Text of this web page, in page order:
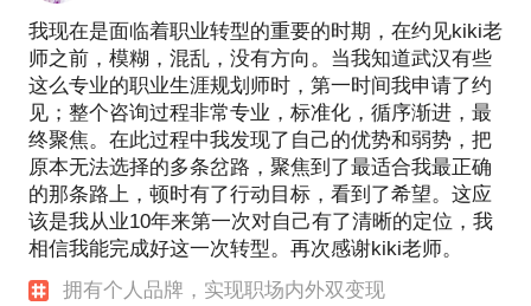
我现在是面临着职业转型的重要的时期，在约见kiki老
师之前，模糊，混乱，没有方向。当我知道武汉有些
这么专业的职业生涯规划师时，第一时间我申请了约
见；整个咨询过程非常专业，标准化，循序渐进，最
终聚焦。在此过程中我发现了自己的优势和弱势，把
原本无法选择的多条岔路，聚焦到了最适合我最正确
的那条路上，顿时有了行动目标，看到了希望。这应
该是我从业10年来第一次对自己有了清晰的定位，我
相信我能完成好这一次转型。再次感谢kiki老师。
拥有个人品牌，实现职场内外双变现